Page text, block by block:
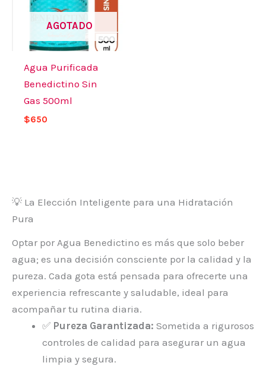
AGOTADO
Agua Purificada
Benedictino Sin
Gas 500ml
$650
💡 La Elección Inteligente para una Hidratación
Pura
Optar por Agua Benedictino es más que solo beber
agua; es una decisión consciente por la calidad y la
pureza. Cada gota está pensada para ofrecerte una
experiencia refrescante y saludable, ideal para
acompañar tu rutina diaria.
✅ Pureza Garantizada: Sometida a rigurosos
controles de calidad para asegurar un agua
limpia y segura.